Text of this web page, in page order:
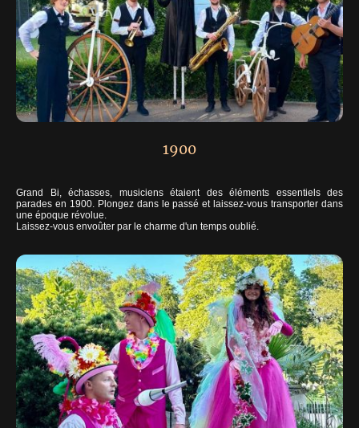
1900
Grand Bi, échasses, musiciens étaient des éléments essentiels des
parades en 1900. Plongez dans le passé et laissez-vous transporter dans
une époque révolue.
Laissez-vous envoûter par le charme d'un temps oublié.